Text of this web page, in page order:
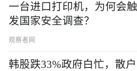
一台进口打印机，为何会触
发国家安全调查？
观察者网
韩股跌33%政府白忙，散户